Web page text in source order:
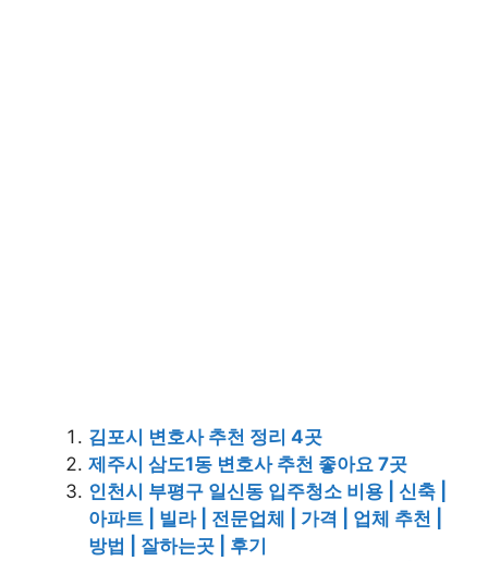
김포시 변호사 추천 정리 4곳
제주시 삼도1동 변호사 추천 좋아요 7곳
인천시 부평구 일신동 입주청소 비용 | 신축 |
아파트 | 빌라 | 전문업체 | 가격 | 업체 추천 |
방법 | 잘하는곳 | 후기